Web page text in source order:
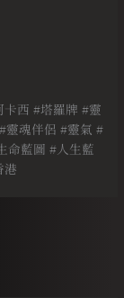
西 #塔羅牌 #靈
靈魂伴侶 #靈氣 #
命藍圖 #人生藍
港